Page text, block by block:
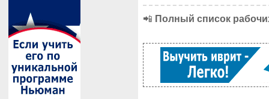
📲 Полный список